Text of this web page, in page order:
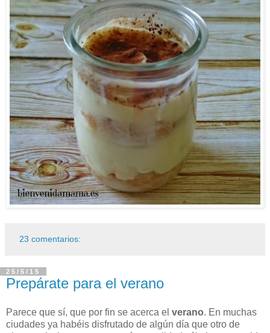
23 comentarios:
25/5/15
Prepárate para el verano
Parece que sí, que por fin se acerca el verano. En muchas
ciudades ya habéis disfrutado de algún día que otro de